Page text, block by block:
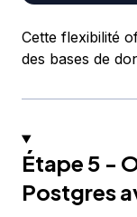
Cette flexibilité
des bases de
Étape 5 -
Postgres